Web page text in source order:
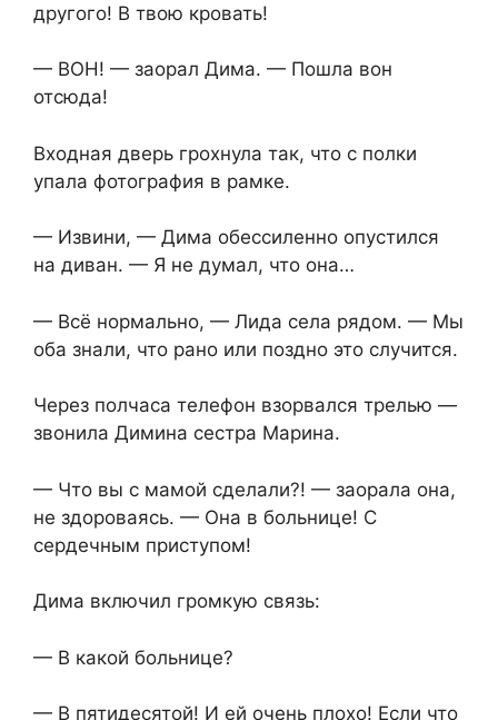
другого! В твою кровать!
— ВОН! — заорал Дима. — Пошла вон
отсюда!
Входная дверь грохнула так, что с полки
упала фотография в рамке.
— Извини, — Дима обессиленно опустился
на диван. — Я не думал, что она…
— Всё нормально, — Лида села рядом. — Мы
оба знали, что рано или поздно это случится.
Через полчаса телефон взорвался трелью —
звонила Димина сестра Марина.
— Что вы с мамой сделали?! — заорала она,
не здороваясь. — Она в больнице! С
сердечным приступом!
Дима включил громкую связь:
— В какой больнице?
— В пятидесятой! И ей очень плохо! Если что